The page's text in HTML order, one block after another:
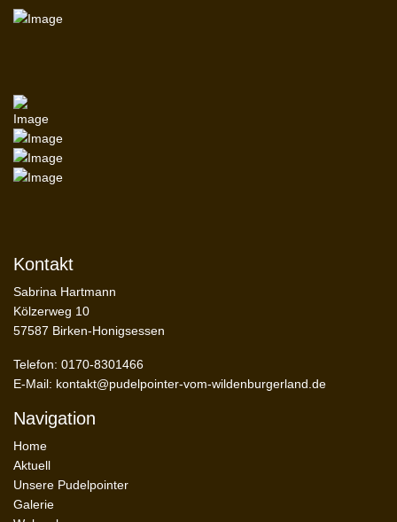
Kontakt
Sabrina Hartmann
Kölzerweg 10
57587 Birken-Honigsessen
Telefon: 0170-8301466
E-Mail: kontakt@pudelpointer-vom-wildenburgerland.de
Navigation
Home
Aktuell
Unsere Pudelpointer
Galerie